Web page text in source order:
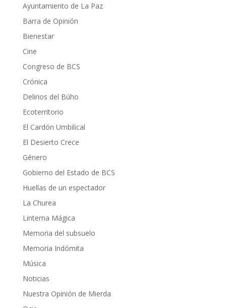
Ayuntamiento de La Paz
Barra de Opinión
Bienestar
Cine
Congreso de BCS
Crónica
Delirios del Búho
Ecoterritorio
El Cardón Umbilical
El Desierto Crece
Género
Gobierno del Estado de BCS
Huellas de un espectador
La Churea
Linterna Mágica
Memoria del subsuelo
Memoria Indómita
Música
Noticias
Nuestra Opinión de Mierda